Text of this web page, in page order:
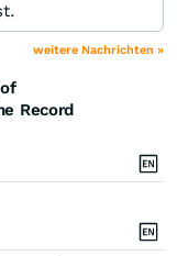
weitere Nachrichten »
Record